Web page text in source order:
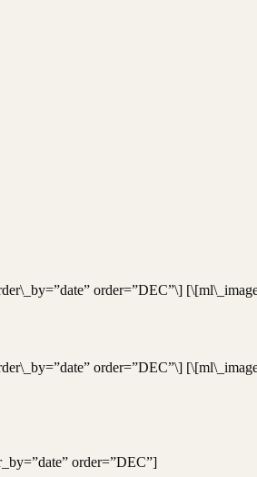
order=”DEC”\]
order=”DEC”\]
order=”DEC”]